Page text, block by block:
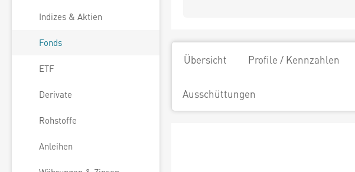
Indizes & Aktien
Fonds
ETF
Derivate
Rohstoffe
Anleihen
Übersicht Profile / Kennzahlen
Ausschüttungen